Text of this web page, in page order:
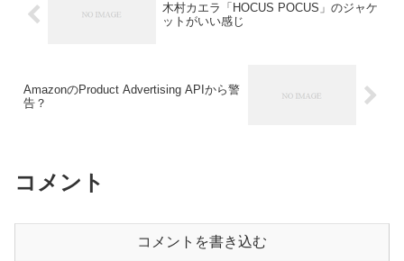
木村カエラ「HOCUS POCUS」のジャケ
ットがいい感じ
AmazonのProduct Advertising APIから警
告？
コメント
コメントを書き込む